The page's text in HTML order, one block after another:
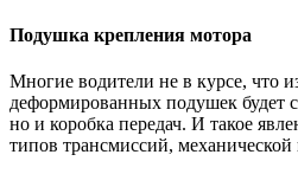
Подушка крепления мотора
Многие водители не в курсе, что
деформированных подушек будет
но и коробка передач. И такое
типов трансмиссий, механической